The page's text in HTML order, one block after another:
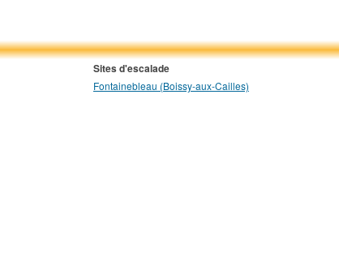
Sites d'escalade
Fontainebleau (Boissy-aux-Cailles)